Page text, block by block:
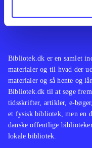
Bibliotek.dk er en samlet
materialer og til hvad der
materialer og så hente og
Bibliotek.dk til at søge
tidsskrifter, artikler, e-
et fysisk bibliotek, men en
danske offentlige
lokale bibliotek.